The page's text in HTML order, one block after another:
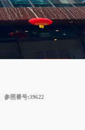
参照番号:39622